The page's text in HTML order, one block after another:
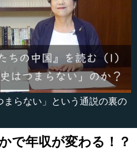
らない」という通説の裏の
で年収が変わる！？